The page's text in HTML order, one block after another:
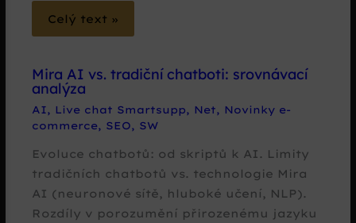
Celý text »
Mira AI vs. tradiční chatboti: srovnávací
analýza
AI, Live chat Smartsupp, Net, Novinky e-
commerce, SEO, SW
Evoluce chatbotů: od skriptů k AI. Limity
tradičních chatbotů vs. technologie Mira
AI (neuronové sítě, hluboké učení, NLP).
Rozdíly v porozumění přirozenému jazyku